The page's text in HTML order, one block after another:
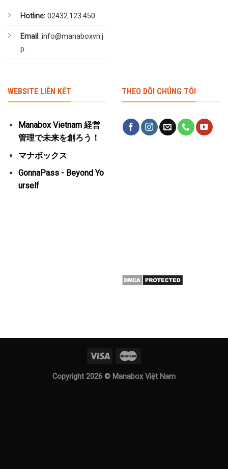
Hotline: 02432.123.450
Email: info@manaboxvn.j
p
WEBSITE LIÊN KẾT
Manabox Vietnam 経営
管理で未来を創ろう！
マナボックス
GonnaPass - Beyond Yo
urself
THEO DÕI CHÚNG TÔI
Copyright 2026 © Manabox Việt Nam